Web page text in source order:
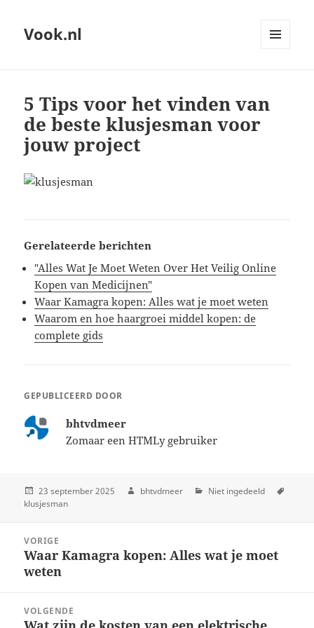
Vook.nl
5 Tips voor het vinden van
de beste klusjesman voor
jouw project
Gerelateerde berichten
"Alles Wat Je Moet Weten Over Het Veilig Online
Kopen van Medicijnen"
Waar Kamagra kopen: Alles wat je moet weten
Waarom en hoe haargroei middel kopen: de
complete gids
GEPUBLICEERD DOOR
bhtvdmeer
Zomaar een HTMLy gebruiker
23 september 2025 bhtvdmeer
Niet ingedeeld
klusjesman
navigation
VORIGE
Previous
post:
Waar Kamagra kopen: Alles wat je moet
weten
VOLGENDE